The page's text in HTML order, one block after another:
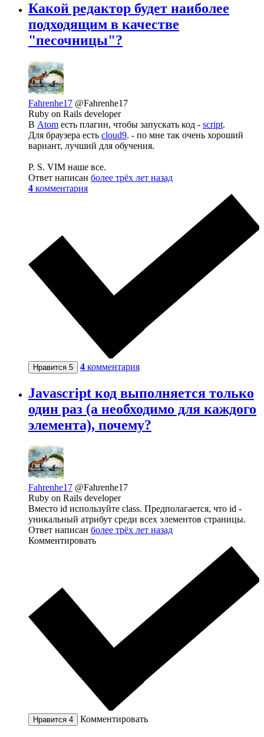
Какой редактор будет наиболее
подходящим в качестве
"песочницы"?
Fahrenhe17 @Fahrenhe17
Ruby on Rails developer
В Atom есть плагин, чтобы запускать код - script.
Для браузера есть cloud9. - по мне так очень хороший
вариант, лучший для обучения.
P. S. VIM наше все.
Ответ написан более трёх лет назад
4 комментария
Нравится 5 4 комментария
Javascript код выполняется только
один раз (а необходимо для каждого
элемента), почему?
Fahrenhe17 @Fahrenhe17
Ruby on Rails developer
Вместо id используйте class. Предполагается, что id -
уникальный атрибут среди всех элементов страницы.
Ответ написан более трёх лет назад
Комментировать
Нравится 4 Комментировать